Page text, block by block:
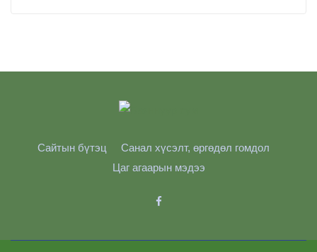
Сайтын бүтэц
Санал хүсэлт, өргөдөл гомдол
Цаг агаарын мэдээ